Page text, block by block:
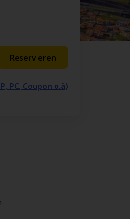
Reservieren
PC, Coupon o.ä)